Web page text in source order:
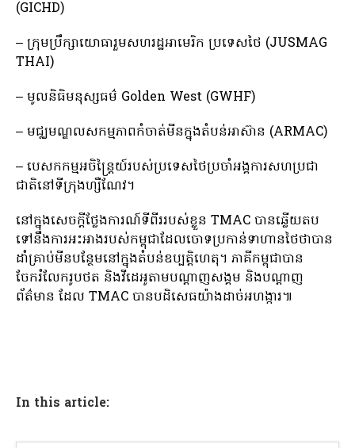
(GICHD)
– ក្រុមប្រឹក្សាយោធារួមសហរដ្ឋអាមេរិក ប្រទេសថៃ (JUSMAG
THAI)
– មូលនិធិមនុស្សធម៌ Golden West (GWHF)
– មជ្ឈមណ្ឌលសកម្មភាពកំចាត់មីនក្នុងតំបន់អាស៊ាន (ARMAC)
– បេសកកម្មអចិន្ត្រៃយ៍របស់ប្រទេសថៃប្រចាំអង្គការសហប្រជា
ជាតិនៅទីក្រុងហ្សឺណែវ។
នៅក្នុងសេចក្តីថ្លែងការណ៍ទីពីររបស់ខ្លួន TMAC បានឆ្លើយតប
ទៅនឹងការអះអាងរបស់កម្ពុជាដែលចោទប្រកាន់ទាហានថៃថាបាន
ដាំគ្រាប់មីនបន្ថែមនៅក្នុងតំបន់ឧប្បត្តិហេតុ។ ភាគី​កម្ពុជា​បាន​
ចែករំលែក​រូបថត និង​វីដេអូ​តាម​បណ្តាញ​សង្គម និង​បណ្តាញ​
ព័ត៌មាន ដែល TMAC បាន​បដិសេធ​យ៉ាង​ដាច់អហង្ការ៕
In this article: